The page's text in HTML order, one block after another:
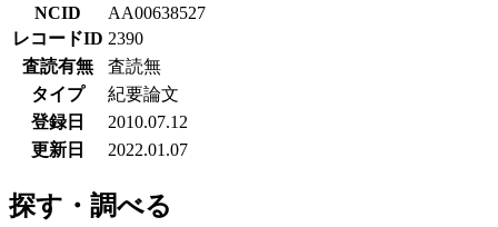
NCID
AA00638527
レコードID 2390
査読有無
査読無
タイプ
紀要論文
登録日
2010.07.12
更新日
2022.01.07
探す・調べる